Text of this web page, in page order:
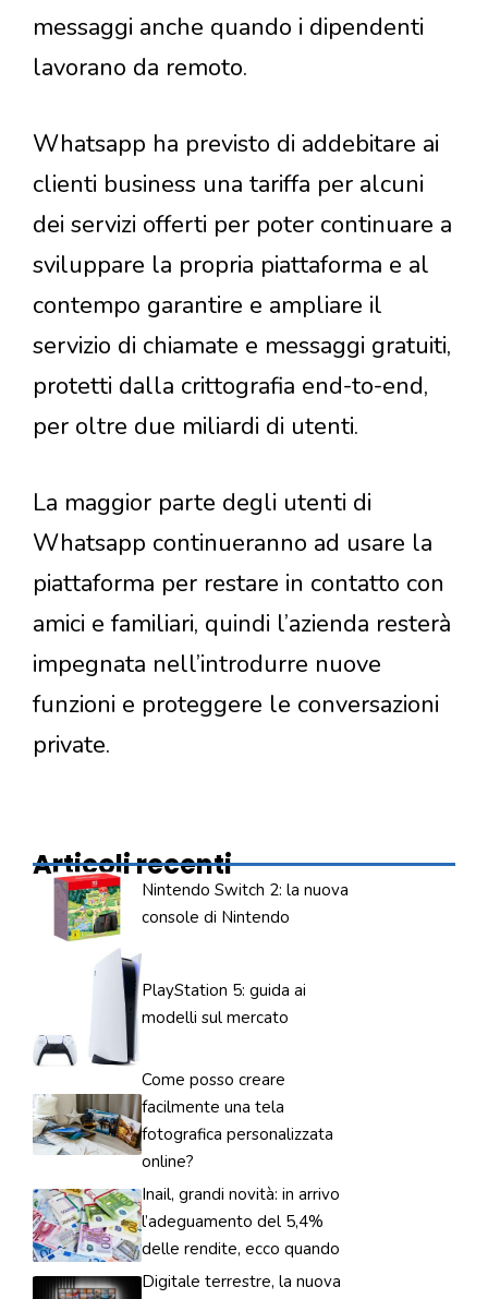
messaggi anche quando i dipendenti
lavorano da remoto.
Whatsapp ha previsto di addebitare ai
clienti business una tariffa per alcuni
dei servizi offerti per poter continuare a
sviluppare la propria piattaforma e al
contempo garantire e ampliare il
servizio di chiamate e messaggi gratuiti,
protetti dalla crittografia end-to-end,
per oltre due miliardi di utenti.
La maggior parte degli utenti di
Whatsapp continueranno ad usare la
piattaforma per restare in contatto con
amici e familiari, quindi l’azienda resterà
impegnata nell’introdurre nuove
funzioni e proteggere le conversazioni
private.
Articoli recenti
Nintendo Switch 2: la nuova
console di Nintendo
PlayStation 5: guida ai
modelli sul mercato
Come posso creare
facilmente una tela
fotografica personalizzata
online?
Inail, grandi novità: in arrivo
l’adeguamento del 5,4%
delle rendite, ecco quando
Digitale terrestre, la nuova